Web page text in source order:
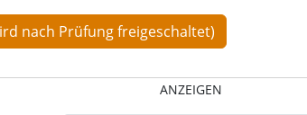
ANZEIGEN